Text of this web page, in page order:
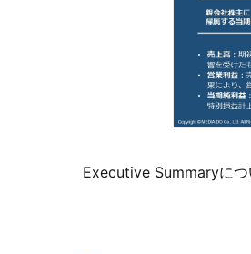
Executive Summaryにつ